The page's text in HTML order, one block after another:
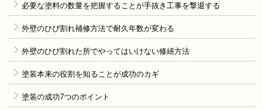
必要な塗料の数量を把握することが手抜き工事を撃退する
外壁のひび割れ補修方法で耐久年数が変わる
外壁のひび割れた所でやってはいけない修繕方法
塗装本来の役割を知ることが成功のカギ
塗装の成功7つのポイント